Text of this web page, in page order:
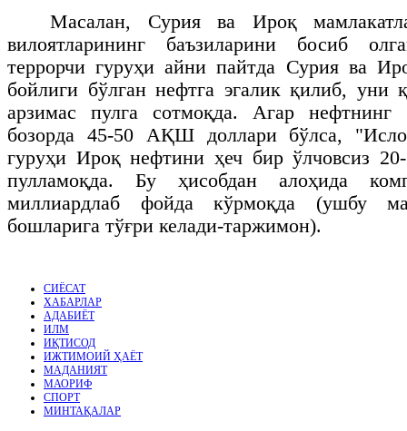
Масалан, Сурия ва Ироқ
вилоятларининг баъзиларини босиб
террорчи гуруҳи айни пайтда Сурия ва
бойлиги бўлган нефтга эгалик қилиб, уни
арзимас пулга сотмоқда. Агар
бозорда 45-50 АҚШ доллари бўлса,
гуруҳи Ироқ нефтини ҳеч бир ўлчовсиз
пулламоқда. Бу ҳисобдан алоҳида
миллиардлаб фойда кўрмоқда (ушбу
бошларига тўғри келади-таржимон).
СИЁСАТ
ХАБАРЛАР
АДАБИЁТ
ИЛМ
ИҚТИСОД
ИЖТИМОИЙ ҲАЁТ
МАДАНИЯТ
МАОРИФ
СПОРТ
МИНТАҚАЛАР